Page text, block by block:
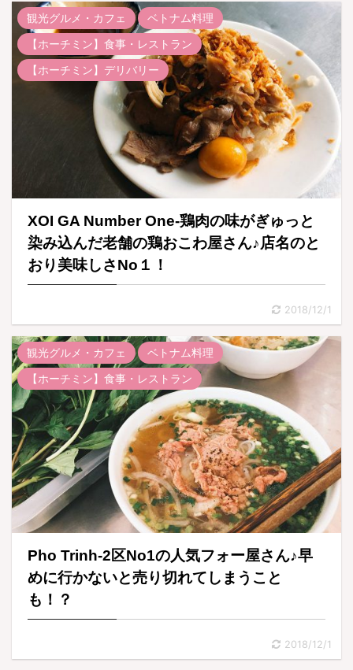
観光グルメ・カフェ
ベトナム料理
【ホーチミン】食事・レストラン
【ホーチミン】デリバリー
XOI GA Number One-鶏肉の味がぎゅっと
染み込んだ老舗の鶏おこわ屋さん♪店名のと
おり美味しさNo１！
2018/12/1
観光グルメ・カフェ
ベトナム料理
【ホーチミン】食事・レストラン
Pho Trinh-2区No1の人気フォー屋さん♪早
めに行かないと売り切れてしまうこと
も！？
2018/12/1